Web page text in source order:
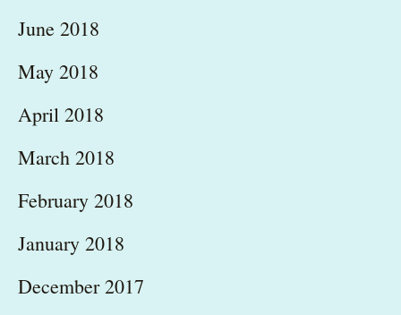
June 2018
May 2018
April 2018
March 2018
February 2018
January 2018
December 2017